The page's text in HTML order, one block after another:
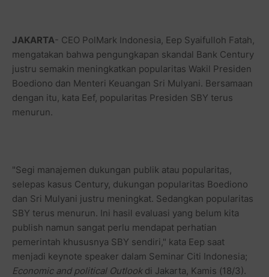
JAKARTA- CEO PolMark Indonesia, Eep Syaifulloh Fatah,
mengatakan bahwa pengungkapan skandal Bank Century
justru semakin meningkatkan popularitas Wakil Presiden
Boediono dan Menteri Keuangan Sri Mulyani. Bersamaan
dengan itu, kata Eef, popularitas Presiden SBY terus
menurun.
"Segi manajemen dukungan publik atau popularitas,
selepas kasus Century, dukungan popularitas Boediono
dan Sri Mulyani justru meningkat. Sedangkan popularitas
SBY terus menurun. Ini hasil evaluasi yang belum kita
publish namun sangat perlu mendapat perhatian
pemerintah khususnya SBY sendiri," kata Eep saat
menjadi keynote speaker dalam Seminar Citi Indonesia;
Economic and political Outlook di Jakarta, Kamis (18/3).